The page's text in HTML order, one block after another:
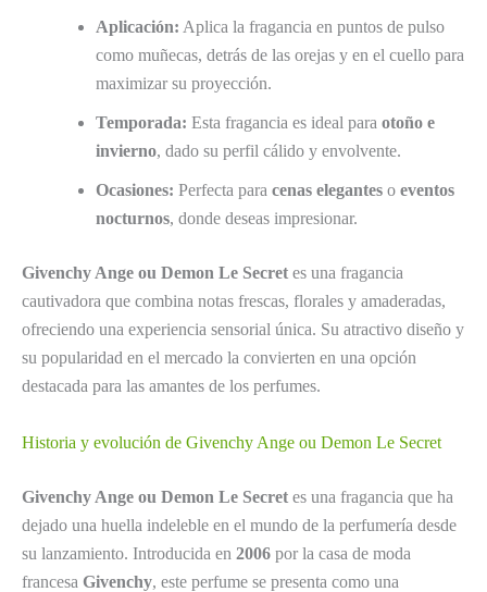
Aplicación: Aplica la fragancia en puntos de pulso
como muñecas, detrás de las orejas y en el cuello para
maximizar su proyección.
Temporada: Esta fragancia es ideal para otoño e
invierno, dado su perfil cálido y envolvente.
Ocasiones: Perfecta para cenas elegantes o eventos
nocturnos, donde deseas impresionar.
Givenchy Ange ou Demon Le Secret es una fragancia
cautivadora que combina notas frescas, florales y amaderadas,
ofreciendo una experiencia sensorial única. Su atractivo diseño y
su popularidad en el mercado la convierten en una opción
destacada para las amantes de los perfumes.
Historia y evolución de Givenchy Ange ou Demon Le Secret
Givenchy Ange ou Demon Le Secret es una fragancia que ha
dejado una huella indeleble en el mundo de la perfumería desde
su lanzamiento. Introducida en 2006 por la casa de moda
francesa Givenchy, este perfume se presenta como una